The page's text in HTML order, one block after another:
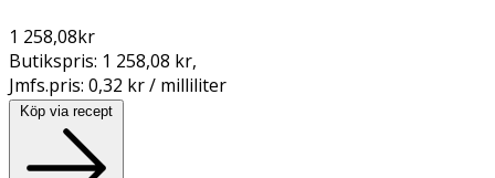
1 258,08kr
Butikspris: 1 258,08 kr,
Jmfs.pris: 0,32 kr / milliliter
Köp via recept